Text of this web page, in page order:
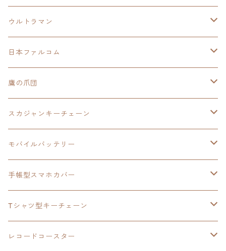
ウルトラマン
モバイルバッテリー
スカジャンキーチェーン
スカジャン
シャツ
日本ファルコム
イースⅧ
モバイルバッテリー
手帳型スマホカバー
東亰ザナドゥ
閃の軌跡Ⅲ
モバイルバッテリー
手帳型スマホカバー
閃の軌跡Ⅳ
手帳型スマホカバー
モバイルバッテリー
軌跡シリーズ
トランプ
閃の軌跡Ⅱ
鷹の爪団
モバイルバッテリー
手帳型スマホカバー
スカジャンキーチェーン
ウルトラマンシリーズ
日本ファルコム
閃の軌跡Ⅲ
軌跡シリーズ
モバイルバッテリー
ウルトラマン
鷹の爪
イースⅧ
手帳型スマホカバー
鷹の爪団
イースⅧ
Tシャツ型キーチェーン
日本ファルコム
レコードコースター